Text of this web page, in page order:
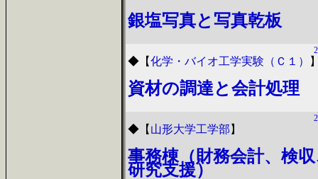
銀塩写真と写真乾板
◆ 【化学・バイオ工学実験（Ｃ１）
資材の調達と会計処理
◆ 【 山形大学工学部 】
事務棟（財務会計、検
研究支援）